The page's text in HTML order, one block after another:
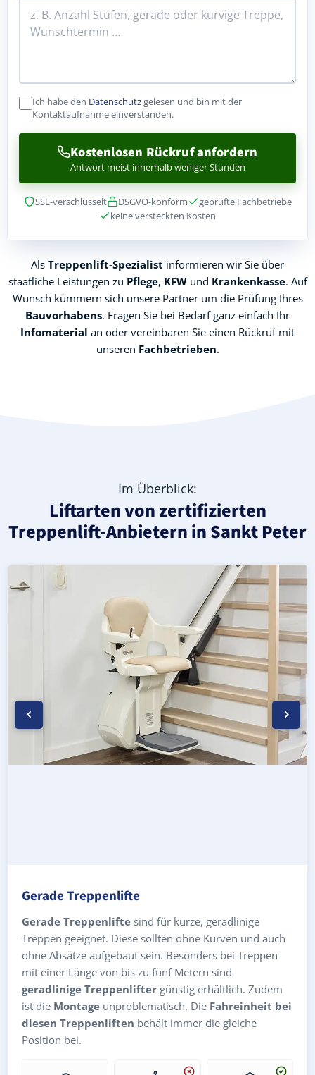
Ich habe den Datenschutzgelesen und bin mit der
Kontaktaufnahme einverstanden.
Kostenlosen Rückruf anfordern
Antwort meist innerhalb weniger Stunden
SSL-verschlüsselt DSGVO-konform
geprüfte Fachbetriebe
keine versteckten Kosten
Als Treppenlift-Spezialist informieren wir Sie über
staatliche Leistungen zu Pflege, KFWund Krankenkasse. Auf
Wunsch kümmern sich unsere Partner um die Prüfung Ihres
Bauvorhabens. Fragen Sie bei Bedarf ganz einfach Ihr
Infomaterial an oder vereinbaren Sie einen Rückruf mit
unseren Fachbetrieben.
Im Überblick:
Liftarten von zertifizierten
Treppenlift-Anbietern in Sankt Peter
Moderner gerader Treppenlift in Sankt Peter
Geprüfter, gebrauchter Treppenlift für gerade
Neuer Treppenlift für gerade Treppen in Sankt Peter
Gerade Treppenlifte
Gerade Treppenlifte sind für kurze, geradlinige
Treppen geeignet. Diese sollten ohne Kurven und auch
ohne Absätze aufgebaut sein. Besonders bei Treppen
mit einer Länge von bis zu fünf Metern sind
geradlinige Treppenlifter günstig erhältlich. Zudem
ist die Montage unproblematisch. Die Fahreinheit bei
diesen Treppenliften behält immer die gleiche
Position bei.